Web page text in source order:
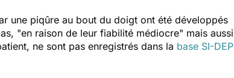
une piqûre au bout du doigt ont été développés
"en raison de leur fiabilité médiocre" mais aussi
ne sont pas enregistrés dans la base SI-DEP